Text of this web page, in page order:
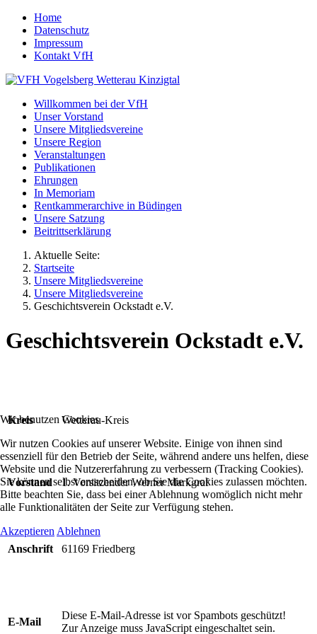
Home
Datenschutz
Impressum
Kontakt VfH
Willkommen bei der VfH
Unser Vorstand
Unsere Mitgliedsvereine
Unsere Region
Veranstaltungen
Publikationen
Ehrungen
In Memoriam
Rentkammerarchive in Büdingen
Unsere Satzung
Beitrittserklärung
Aktuelle Seite:
Startseite
Unsere Mitgliedsvereine
Unsere Mitgliedsvereine
Geschichtsverein Ockstadt e.V.
Geschichtsverein Ockstadt e.V.
Kreis Wetterau-Kreis
Vorstand 1. Vorsitzender Werner Markgraf
Anschrift 61169 Friedberg
E-Mail
Diese E-Mail-Adresse ist vor Spambots geschützt!
Zur Anzeige muss JavaScript eingeschaltet sein.
Wir benutzen Cookies
Wir nutzen Cookies auf unserer Website. Einige von ihnen sind
essenziell für den Betrieb der Seite, während andere uns helfen, diese
Website und die Nutzererfahrung zu verbessern (Tracking Cookies).
Sie können selbst entscheiden, ob Sie die Cookies zulassen möchten.
Bitte beachten Sie, dass bei einer Ablehnung womöglich nicht mehr
alle Funktionalitäten der Seite zur Verfügung stehen.
Akzeptieren Ablehnen